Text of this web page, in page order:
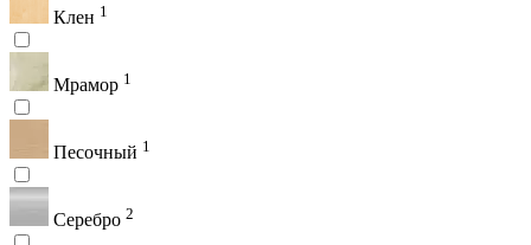
Клен 1
Мрамор 1
Песочный 1
Серебро 2